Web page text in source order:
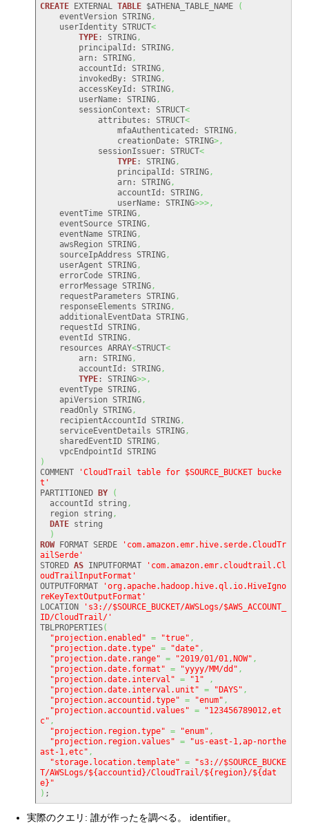
CREATE EXTERNAL TABLE $ATHENA_TABLE_NAME
(
    eventVersion STRING
,
    userIdentity STRUCT
<
TYPE: STRING,
        principalId: STRING
,
        arn: STRING
,
        accountId: STRING
,
        invokedBy: STRING
,
        accessKeyId: STRING
,
        userName: STRING
,
        sessionContext: STRUCT
<
            attributes: STRUCT
<
                mfaAuthenticated: STRING
,
                creationDate: STRING
>,
            sessionIssuer: STRUCT
<
TYPE: STRING,
                principalId: STRING
,
                arn: STRING
,
                accountId: STRING
,
                userName: STRING
>>>,
    eventTime STRING
,
    eventSource STRING
,
    eventName STRING
,
    awsRegion STRING
,
    sourceIpAddress STRING
,
    userAgent STRING
,
    errorCode STRING
,
    errorMessage STRING
,
    requestParameters STRING
,
    responseElements STRING
,
    additionalEventData STRING
,
    requestId STRING
,
    eventId STRING
,
    resources ARRAY
<STRUCT<
        arn: STRING
,
        accountId: STRING
,
TYPE: STRING>>,
    eventType STRING
,
    apiVersion STRING
,
    readOnly STRING
,
    recipientAccountId STRING
,
    serviceEventDetails STRING
,
    sharedEventID STRING
,
    vpcEndpointId STRING
)
COMMENT
'CloudTrail table for $SOURCE_BUCKET bucke
t'
PARTITIONED BY
(
  accountId string
,
  region string
,
DATE string
)
ROW FORMAT SERDE
'com.amazon.emr.hive.serde.CloudTr
ailSerde'
STORED AS INPUTFORMAT
'com.amazon.emr.cloudtrail.Cl
oudTrailInputFormat'
OUTPUTFORMAT
'org.apache.hadoop.hive.ql.io.HiveIgno
reKeyTextOutputFormat'
LOCATION
's3://$SOURCE_BUCKET/AWSLogs/$AWS_ACCOUNT_
ID/CloudTrail/'
TBLPROPERTIES(
"projection.enabled" = "true" ,
"projection.date.type" = "date" ,
"projection.date.range" = "2019/01/01,NOW" ,
"projection.date.format" = "yyyy/MM/dd" ,
"projection.date.interval" = "1"
,
"projection.date.interval.unit" = "DAYS" ,
"projection.accountid.type" = "enum" ,
"projection.accountid.values" =
"123456789012,et
c" ,
"projection.region.type" = "enum" ,
"projection.region.values" =
"us-east-1,ap-northe
ast-1,etc" ,
"storage.location.template" =
"s3://$SOURCE_BUCKE
T/AWSLogs/${accountid}/CloudTrail/${region}/${dat
e}"
) ;
実際のクエリ: 誰が作ったを調べる。 identifier。